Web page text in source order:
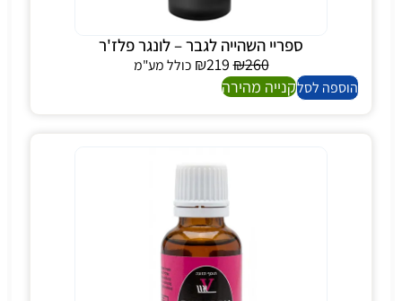
ספריי השהייה לגבר – לונגר פלז'ר
₪260
₪219
כולל מע"מ
הוספה לסלקנייה מהירה